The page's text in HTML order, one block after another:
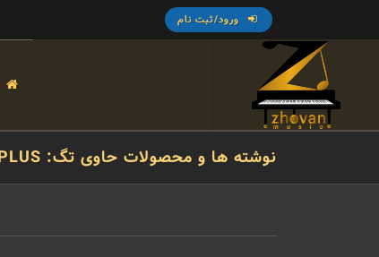
ورود/ثبت نام
نوشته ها و محصولات حاوی تگ: PLUS